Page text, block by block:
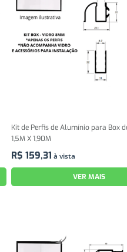
Kit de Perfis de Alumínio para Box
1,5M X 1,90M
R$ 159,31 à vista
VER MAIS